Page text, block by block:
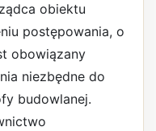
obiektu
postępowania, o
obowiązany
niezbędne do
budowlanej.